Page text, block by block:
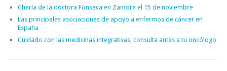
Charla de la doctora Fonseca en Zamora el 15 de noviembre
Las principales asociaciones de apoyo a enfermos de cáncer en
España
Cuidado con las medicinas integrativas, consulta antes a tu oncólogo